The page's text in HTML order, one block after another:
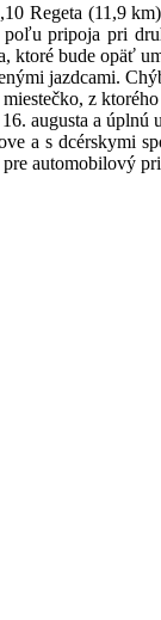
Regeta (11,9
pripoja pri
ktoré bude opäť
jazdcami.
z
augusta a úplnú
a s dcérskymi
automobilový